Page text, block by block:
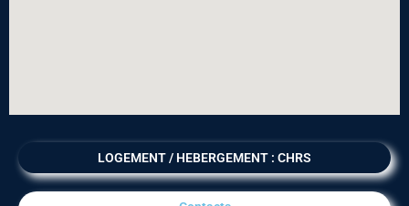
LOGEMENT / HEBERGEMENT : CHRS